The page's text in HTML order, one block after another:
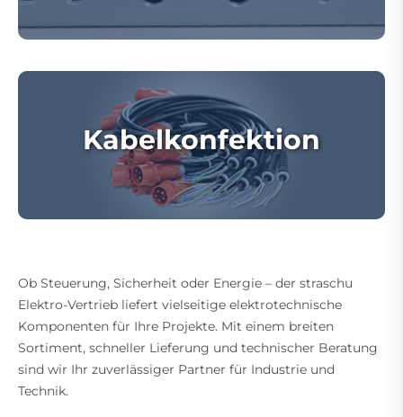
Kabelkonfektion
Ob Steuerung, Sicherheit oder Energie – der straschu
Elektro-Vertrieb liefert vielseitige elektrotechnische
Komponenten für Ihre Projekte. Mit einem breiten
Sortiment, schneller Lieferung und technischer Beratung
sind wir Ihr zuverlässiger Partner für Industrie und
Technik.